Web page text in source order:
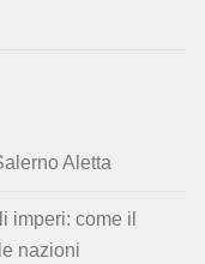
Aletta
imperi: come il
nazioni